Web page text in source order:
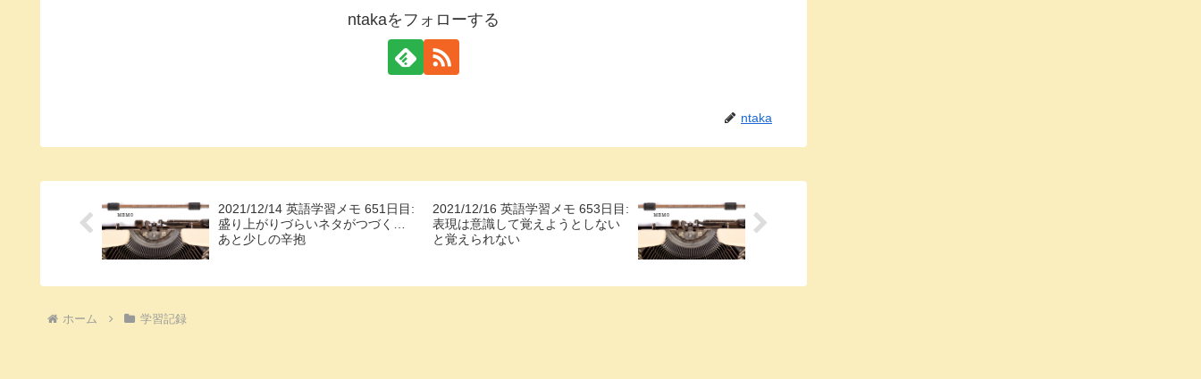
ntakaをフォローする
ntaka
2021/12/14 英語学習メモ 651日目:
盛り上がりづらいネタがつづく…
あと少しの辛抱
2021/12/16 英語学習メモ 653日目:
表現は意識して覚えようとしない
と覚えられない
ホーム 学習記録